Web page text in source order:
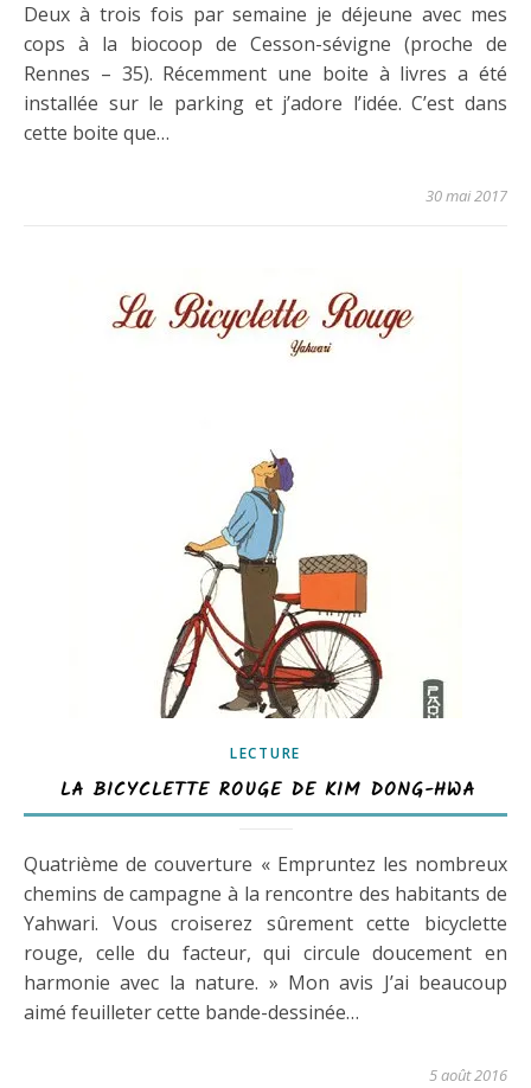
Deux à trois fois par semaine je déjeune avec mes
cops à la biocoop de Cesson-sévigne (proche de
Rennes – 35). Récemment une boite à livres a été
installée sur le parking et j’adore l’idée. C’est dans
cette boite que…
30 mai 2017
LECTURE
LA BICYCLETTE ROUGE DE KIM DONG-HWA
Quatrième de couverture « Empruntez les nombreux
chemins de campagne à la rencontre des habitants de
Yahwari. Vous croiserez sûrement cette bicyclette
rouge, celle du facteur, qui circule doucement en
harmonie avec la nature. » Mon avis J’ai beaucoup
aimé feuilleter cette bande-dessinée…
5 août 2016